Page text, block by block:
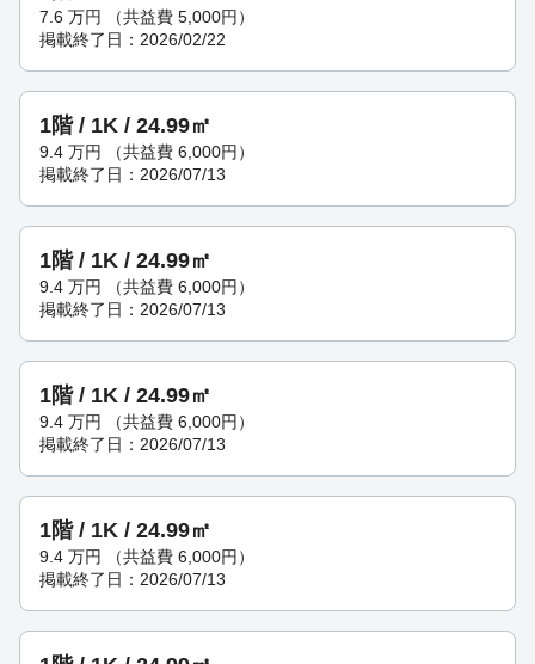
7.6 万円
（共益費 5,000円）
掲載終了日：2026/02/22
1階 / 1K / 24.99㎡
9.4 万円
（共益費 6,000円）
掲載終了日：2026/07/13
1階 / 1K / 24.99㎡
9.4 万円
（共益費 6,000円）
掲載終了日：2026/07/13
1階 / 1K / 24.99㎡
9.4 万円
（共益費 6,000円）
掲載終了日：2026/07/13
1階 / 1K / 24.99㎡
9.4 万円
（共益費 6,000円）
掲載終了日：2026/07/13